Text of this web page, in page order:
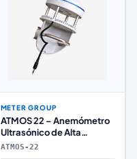
METER GROUP
ATMOS 22 – Anemómetro
Ultrasónico de Alta
Precisión para Monitoreo
ATMOS-22